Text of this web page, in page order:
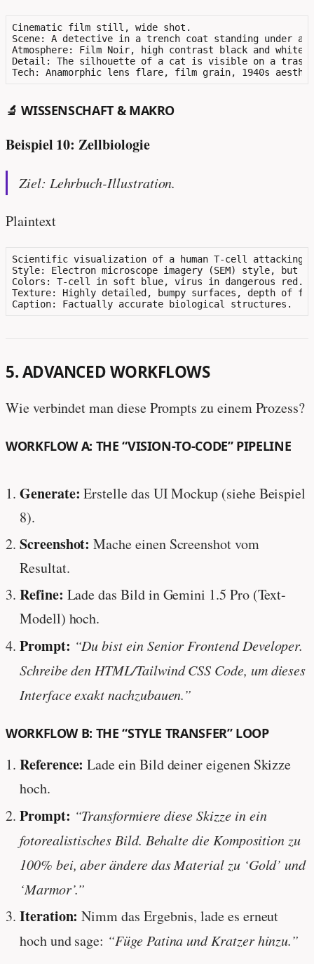
Cinematic film still, wide shot.
Scene: A detective in a trench coat standing
Atmosphere: Film Noir, high contrast black and white,
Detail: The silhouette of a cat is visible on a trash
🔬 WISSENSCHAFT & MAKRO
Beispiel 10: Zellbiologie
Ziel: Lehrbuch-Illustration.
Plaintext
Scientific visualization of a human T-cell attacking
Style: Electron microscope imagery (SEM) style, but
Colors: T-cell in soft blue, virus in dangerous red.
Texture: Highly detailed, bumpy surfaces, depth of
5. ADVANCED WORKFLOWS
Wie verbindet man diese Prompts zu einem Prozess?
WORKFLOW A: THE “VISION-TO-CODE” PIPELINE
Generate: Erstelle das UI Mockup (siehe Beispiel
8).
Screenshot: Mache einen Screenshot vom
Resultat.
Refine: Lade das Bild in Gemini 1.5 Pro (Text-
Modell) hoch.
Prompt: “Du bist ein Senior Frontend Developer.
Schreibe den HTML/Tailwind CSS Code, um dieses
Interface exakt nachzubauen.”
WORKFLOW B: THE “STYLE TRANSFER” LOOP
Reference: Lade ein Bild deiner eigenen Skizze
hoch.
Prompt: “Transformiere diese Skizze in ein
fotorealistisches Bild. Behalte die Komposition zu
100% bei, aber ändere das Material zu ‘Gold’ und
‘Marmor’.”
Iteration: Nimm das Ergebnis, lade es erneut
hoch und sage: “Füge Patina und Kratzer hinzu.”